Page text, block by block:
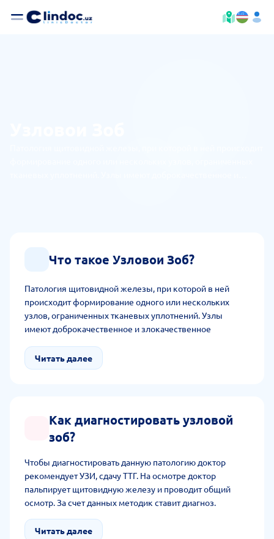
Что такое Узловои Зоб?
Патология щитовидной железы, при которой в ней
происходит формирование одного или нескольких
узлов, ограниченных тканевых уплотнений. Узлы
имеют доброкачественное и злокачественное
единичными, множественными.
Читать далее
Как диагностировать узловой
зоб?
Чтобы диагностировать данную патологию доктор
рекомендует УЗИ, сдачу ТТГ. На осмотре доктор
пальпирует щитовидную железу и проводит общий
осмотр. За счет данных методик ставит диагноз.
Читать далее